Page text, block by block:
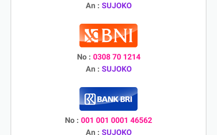
An : SUJOKO
No : 0308 70 1214
An : SUJOKO
No : 001 001 0001 46562
An : SUJOKO